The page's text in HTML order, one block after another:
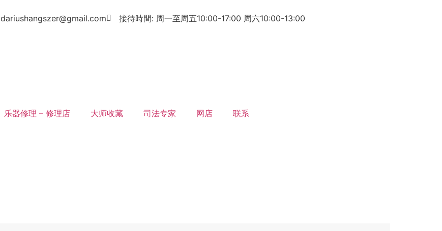
dariushangszer@gmail.com 接待時間: 周一至周五10:00-17:00 周六10:00-13:00
乐器修理 – 修理店 大师收藏 司法专家 网店 联系